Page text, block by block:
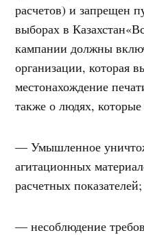
расчетов) и запрещен
выборах в
кампании должны
организации, которая
местонахождение
также о людях,
— Умышленное
агитационных
расчетных
— несоблюдение